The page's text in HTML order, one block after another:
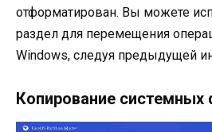
отформатирован. Вы можете
раздел для перемещения
Windows, следуя предыдущей
Копирование системных